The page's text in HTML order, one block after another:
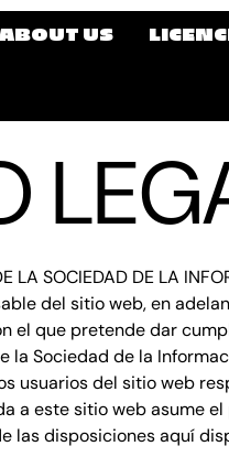
ABOUT US
LA SOCIEDAD DE LA
del sitio web, en
el que pretende dar
la Sociedad de la
usuarios del sitio web
a este sitio web asume
las disposiciones aquí